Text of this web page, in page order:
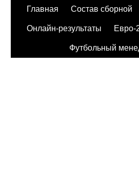
Главная Состав сборной
Онлайн-результаты Евро-
Футбольный